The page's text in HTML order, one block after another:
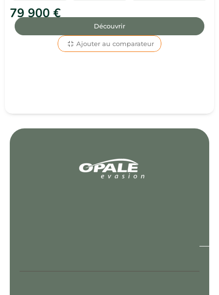
79 900 €
Découvrir
Ajouter au comparateur